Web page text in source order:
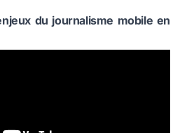
du journalisme mobile en